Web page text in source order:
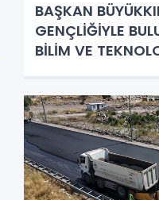
BAŞKAN
GENÇLİĞİYLE
BİLİM VE